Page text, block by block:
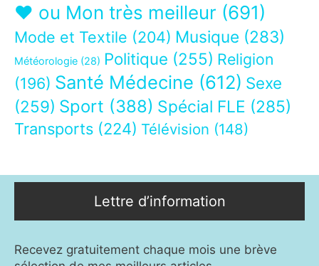
❤ ou Mon très meilleur (691)
Mode et Textile (204) Musique (283)
Météorologie (28) Politique (255) Religion
(196) Santé Médecine (612) Sexe
(259) Sport (388) Spécial FLE (285)
Transports (224) Télévision (148)
Lettre d’information
Recevez gratuitement chaque mois une brève